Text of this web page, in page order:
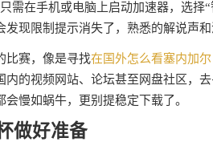
需在手机或电脑上启动加速器，选择
现限制提示消失了，熟悉的解说声和
比赛，像是寻找在国外怎么看塞内加
的视频网站、论坛甚至网盘社区，
慢如蜗牛，更别提稳定下载了。
做好准备